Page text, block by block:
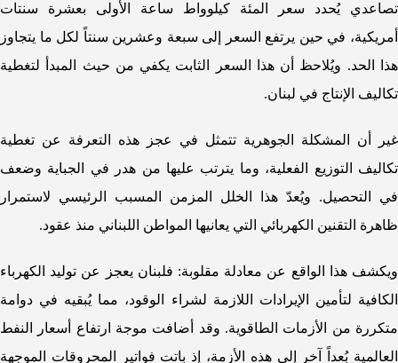
تصاعدي يُحدد سعر المئة كيلوواط ساعة الأولى بعشرة سنتات
أمريكية، في حين يرتفع السعر إلى سبعة وعشرين سنتاً لكل ما يتجاوز
هذا الحد. ويُلاحظ أن هذا السعر الثابت يكفي من حيث المبدأ لتغطية
تكاليف الإنتاج في لبنان.
غير أن المشكلة الجوهرية تتمثل في عجز هذه التعرفة عن تغطية
تكاليف التوزيع الفعلية، وما يترتب عليها من هدر في الجباية وضعف
في التحصيل. ويُعدّ هذا الخلل المزمن المسبب الرئيسي لاستمرار
ظاهرة التقنين الكهربائي التي يعانيها المواطن اللبناني منذ عقود.
ويكشف هذا الواقع عن معادلة مقلوبة: فلبنان يعجز عن توليد الكهرباء
الكافية لتأمين الإيرادات اللازمة لشراء الوقود، مما يُبقيه في دوامة
متكررة من الأزمات الطاقوية. وقد أضافت موجة ارتفاع أسعار النفط
العالمية بُعداً آخر إلى هذه الأزمة، إذ باتت فواتير المحروقات الموجهة